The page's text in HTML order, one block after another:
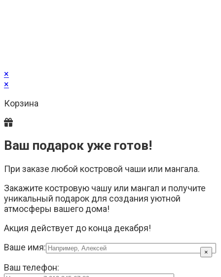
×
×
Корзина
Ваш подарок уже готов!
При заказе любой костровой чаши или мангала.
Закажите костровую чашу или мангал и получите
уникальный подарок для создания уютной
атмосферы вашего дома!
Акция действует до конца декабря!
×
Ваше имя:
Ваш телефон: